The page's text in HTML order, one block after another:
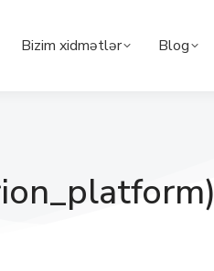
Bizim xidmətlər Blog